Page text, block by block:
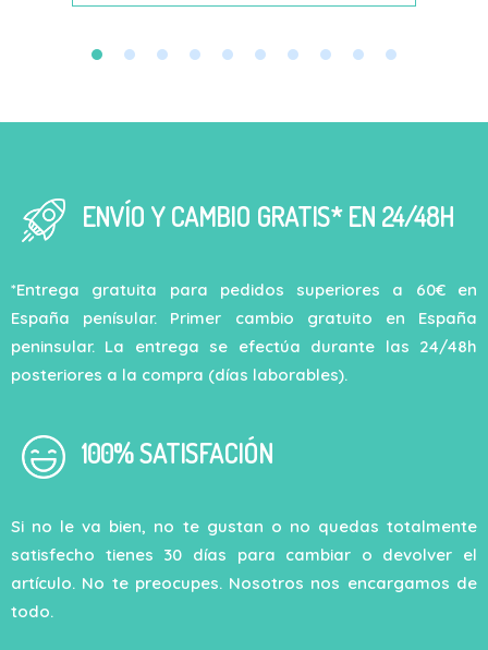
ENVÍO Y CAMBIO GRATIS* EN 24/48H
*Entrega gratuita para pedidos superiores a 60€ en
España penísular. Primer cambio gratuito en España
peninsular. La entrega se efectúa durante las 24/48h
posteriores a la compra (días laborables).
100% SATISFACIÓN
Si no le va bien, no te gustan o no quedas totalmente
satisfecho tienes 30 días para cambiar o devolver el
artículo. No te preocupes. Nosotros nos encargamos de
todo.